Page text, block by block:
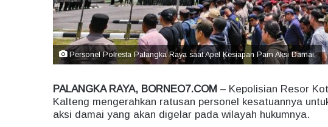
Personel Polresta Palangka Raya saat Apel Kesiapan Pam Aksi Damai.
PALANGKA RAYA, BORNEO7.COM – Kepolisian Resor
Kalteng mengerahkan ratusan personel kesatuannya
aksi damai yang akan digelar pada wilayah hukumnya.